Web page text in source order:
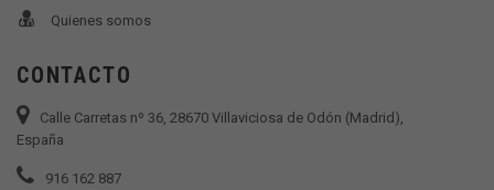
Quienes somos
CONTACTO
Calle Carretas nº 36, 28670 Villaviciosa de Odón (Madrid),
España
916 162 887